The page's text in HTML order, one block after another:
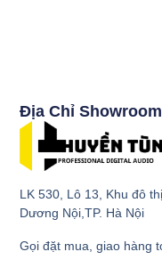
Địa Chỉ Showroom
LK 530, Lô 13, Khu đô
Dương Nội,TP. Hà Nội
Gọi đặt mua, giao hàng